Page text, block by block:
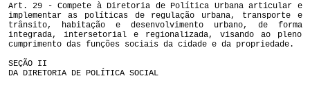
Art. 29 - Compete à Diretoria de Política Urbana articular e
implementar as políticas de regulação urbana, transporte e
trânsito, habitação e desenvolvimento urbano, de forma
integrada, intersetorial e regionalizada, visando ao pleno
cumprimento das funções sociais da cidade e da propriedade.
SEÇÃO II
DA DIRETORIA DE POLÍTICA SOCIAL